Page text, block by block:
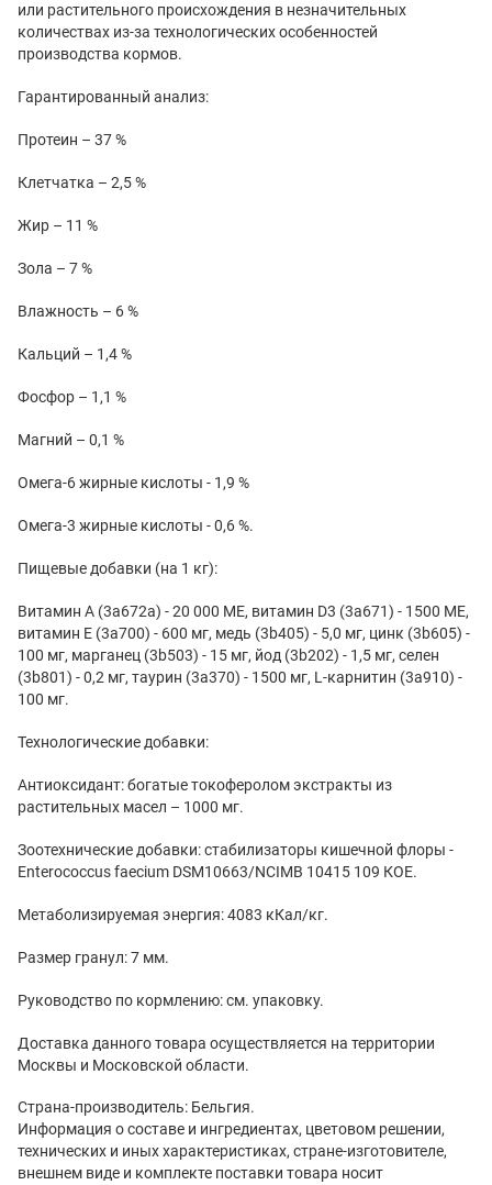
или растительного происхождения в незначительных
количествах из-за технологических особенностей
производства кормов.
Гарантированный анализ:
Протеин – 37 %
Клетчатка – 2,5 %
Жир – 11 %
Зола – 7 %
Влажность – 6 %
Кальций – 1,4 %
Фосфор – 1,1 %
Магний – 0,1 %
Омега-6 жирные кислоты - 1,9 %
Омега-3 жирные кислоты - 0,6 %.
Пищевые добавки (на 1 кг):
Витамин А (3a672a) - 20 000 МЕ, витамин D3 (3a671) - 1500 МЕ,
витамин Е (3a700) - 600 мг, медь (3b405) - 5,0 мг, цинк (3b605) -
100 мг, марганец (3b503) - 15 мг, йод (3b202) - 1,5 мг, селен
(3b801) - 0,2 мг, таурин (3a370) - 1500 мг, L-карнитин (3a910) -
100 мг.
Технологические добавки:
Антиоксидант: богатые токоферолом экстракты из
растительных масел – 1000 мг.
Зоотехнические добавки: стабилизаторы кишечной флоры -
Enterococcus faecium DSM10663/NCIMB 10415 109 КОЕ.
Метаболизируемая энергия: 4083 кКал/кг.
Размер гранул: 7 мм.
Руководство по кормлению: см. упаковку.
Доставка данного товара осуществляется на территории
Москвы и Московской области.
Страна-производитель: Бельгия.
Информация о составе и ингредиентах, цветовом решении,
технических и иных характеристиках, стране-изготовителе,
внешнем виде и комплекте поставки товара носит